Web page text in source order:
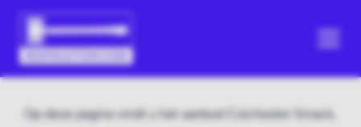
Op deze pagina vindt u het aanbod Colchester Smack,